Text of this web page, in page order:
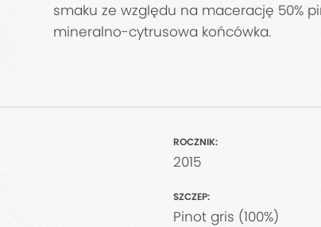
smaku ze względu na macerację 50%
mineralno-cytrusowa końcówka.
ROCZNIK:
2015
SZCZEP:
Pinot gris (100%)